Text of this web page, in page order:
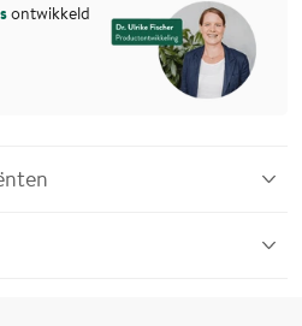
ontwikkeld